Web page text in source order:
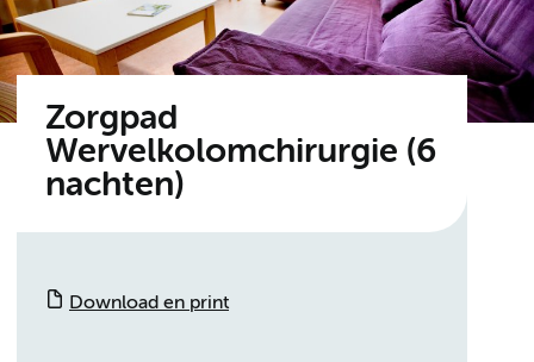
Zorgpad
Wervelkolomchirurgie (6
nachten)
Download en print